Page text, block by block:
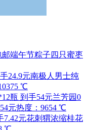
端午节粽子四只蜜枣
南极人男士纯
℃
兰芳园0
元热度：9654 ℃
花刺猬浓缩桂花